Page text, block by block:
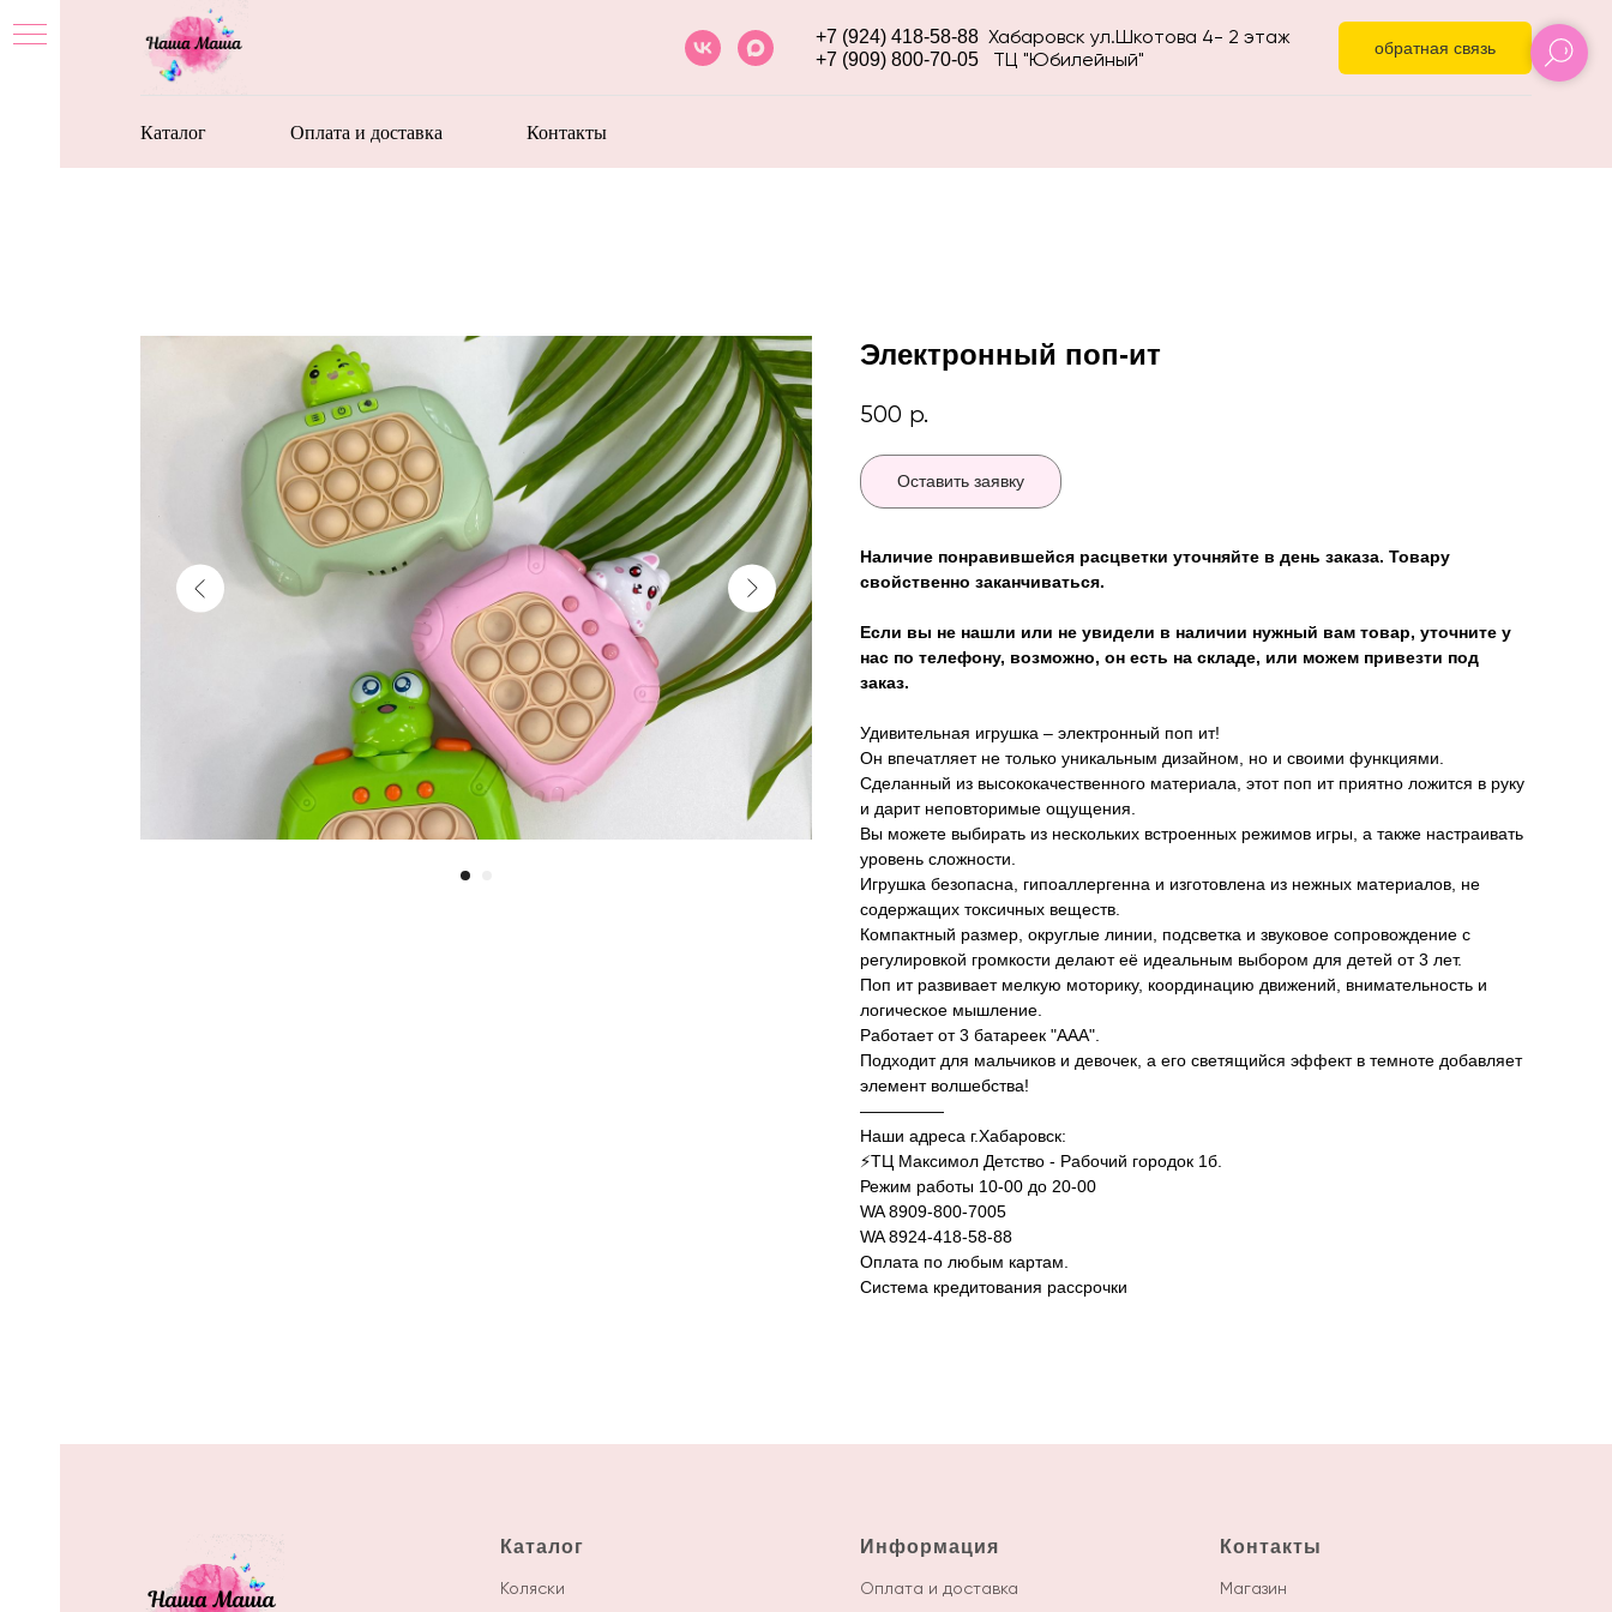
+7 (924) 418-58-88 Хабаровск ул.Шкотова 4- 2 этаж
+7 (909) 800-70-05 ТЦ "Юбилейный"
обратная связь
Каталог Оплата и доставка Контакты
Электронный поп-ит
500 р.
Оставить заявку
Наличие понравившейся расцветки уточняйте в день заказа. Товару
свойственно заканчиваться.
Если вы не нашли или не увидели в наличии нужный вам товар, уточните у
нас по телефону, возможно, он есть на складе, или можем привезти под
заказ.
Удивительная игрушка – электронный поп ит!
Он впечатляет не только уникальным дизайном, но и своими функциями.
Сделанный из высококачественного материала, этот поп ит приятно ложится в руку
и дарит неповторимые ощущения.
Вы можете выбирать из нескольких встроенных режимов игры, а также настраивать
уровень сложности.
Игрушка безопасна, гипоаллергенна и изготовлена из нежных материалов, не
содержащих токсичных веществ.
Компактный размер, округлые линии, подсветка и звуковое сопровождение с
регулировкой громкости делают её идеальным выбором для детей от 3 лет.
Поп ит развивает мелкую моторику, координацию движений, внимательность и
логическое мышление.
Работает от 3 батареек "ААА".
Подходит для мальчиков и девочек, а его светящийся эффект в темноте добавляет
элемент волшебства!
—————
Наши адреса г.Хабаровск:
⚡️ТЦ Максимол Детство - Рабочий городок 1б.
Режим работы 10-00 до 20-00
WA 8909-800-7005
WA 8924-418-58-88
Оплата по любым картам.
Система кредитования рассрочки
Каталог
Коляски
Информация
Оплата и доставка
Контакты
Магазин